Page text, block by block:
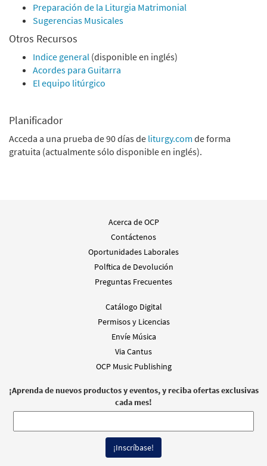
Preparación de la Liturgia Matrimonial
Sugerencias Musicales
Otros Recursos
Indice general (disponible en inglés)
Acordes para Guitarra
El equipo litúrgico
Planificador
Acceda a una prueba de 90 días de liturgy.com de forma
gratuita (actualmente sólo disponible en inglés).
Acerca de OCP
Contáctenos
Oportunidades Laborales
Polftica de Devolución
Preguntas Frecuentes
Catálogo Digital
Permisos y Licencias
Envíe Música
Via Cantus
OCP Music Publishing
¡Aprenda de nuevos productos y eventos, y reciba ofertas exclusivas
cada mes!